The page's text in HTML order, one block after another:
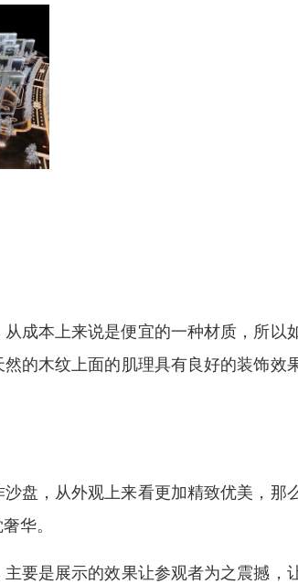
本上来说是便宜的一种材质，所以
的木纹上面的肌理具有良好的装饰
，从外观上来看更加精致优美，那
华。
要是展示的效果让参观者为之震撼